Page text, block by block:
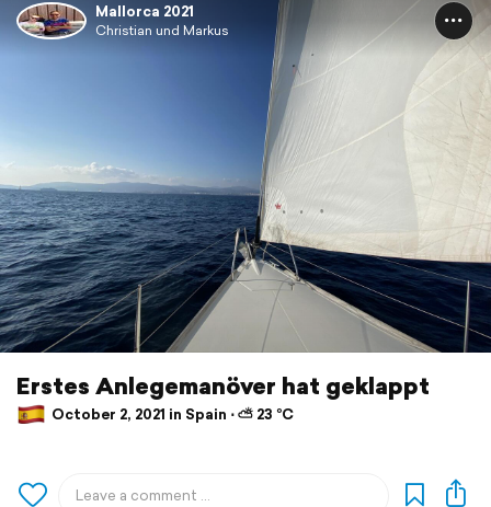
Mallorca 2021
Christian und Markus
Erstes Anlegemanöver hat geklappt
October 2, 2021 in Spain ⋅ ⛅ 23 °C